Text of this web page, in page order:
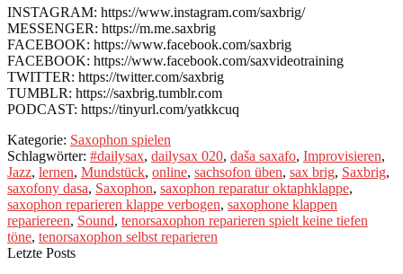
INSTAGRAM: https://www.instagram.com/saxbrig/
MESSENGER: https://m.me.saxbrig
FACEBOOK: https://www.facebook.com/saxbrig
FACEBOOK: https://www.facebook.com/saxvideotraining
TWITTER: https://twitter.com/saxbrig
TUMBLR: https://saxbrig.tumblr.com
PODCAST: https://tinyurl.com/yatkkcuq
Kategorie: Saxophon spielen
Schlagwörter: #dailysax, dailysax 020, daša saxafo, Improvisieren,
Jazz, lernen, Mundstück, online, sachsofon üben, sax brig, Saxbrig,
saxofony dasa, Saxophon, saxophon reparatur oktaphklappe,
saxophon reparieren klappe verbogen, saxophone klappen
repariereen, Sound, tenorsaxophon reparieren spielt keine tiefen
töne, tenorsaxophon selbst reparieren
Letzte Posts